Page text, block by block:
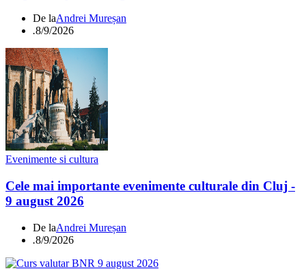
De laAndrei Mureșan
.8/9/2026
Evenimente si cultura
Cele mai importante evenimente culturale din Cluj -
9 august 2026
De laAndrei Mureșan
.8/9/2026